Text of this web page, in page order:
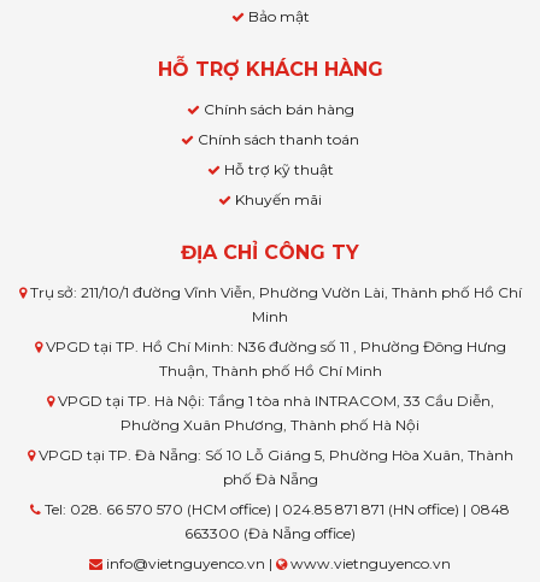
Bảo mật
HỖ TRỢ KHÁCH HÀNG
Chính sách bán hàng
Chính sách thanh toán
Hỗ trợ kỹ thuật
Khuyến mãi
ĐỊA CHỈ CÔNG TY
Trụ sở: 211/10/1 đường Vĩnh Viễn, Phường Vườn Lài, Thành phố Hồ Chí
Minh
VPGD tại TP. Hồ Chí Minh: N36 đường số 11 , Phường Đông Hưng
Thuận, Thành phố Hồ Chí Minh
VPGD tại TP. Hà Nội: Tầng 1 tòa nhà INTRACOM, 33 Cầu Diễn,
Phường Xuân Phương, Thành phố Hà Nội
VPGD tại TP. Đà Nẵng: Số 10 Lỗ Giáng 5, Phường Hòa Xuân, Thành
phố Đà Nẵng
Tel: 028. 66 570 570 (HCM office) | 024.85 871 871 (HN office) | 0848
663300 (Đà Nẵng office)
info@vietnguyenco.vn |
www.vietnguyenco.vn